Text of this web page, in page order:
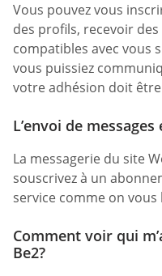
Vous pouvez vous
des profils, recevoir
compatibles avec vous
vous puissiez
votre adhésion doit
L’envoi de
La messagerie du site
souscrivez à un
service comme on vous
Comment voir qui
Be2?